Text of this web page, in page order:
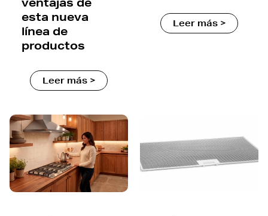
esta nueva
línea de
productos
Leer más >
Leer más >